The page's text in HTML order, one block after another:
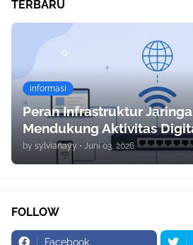
TERBARU
informasi
Peran Infrastruktur
Mendukung Aktivitas
by sylvianayy • Juni 03, 2026
FOLLOW
Facebook